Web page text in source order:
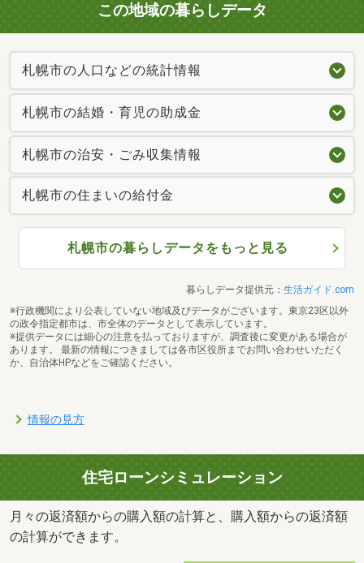
この地域の暮らしデータ
札幌市の人口などの統計情報
札幌市の結婚・育児の助成金
札幌市の治安・ごみ収集情報
札幌市の住まいの給付金
札幌市の暮らしデータをもっと見る
暮らしデータ提供元： 生活ガイド.com
※行政機関により公表していない地域及びデータがございます。東京23区以外
の政令指定都市は、市全体のデータとして表示しています。
※提供データには細心の注意を払っておりますが、調査後に変更がある場合が
あります。 最新の情報につきましては各市区役所までお問い合わせいただく
か、自治体HPなどをご確認ください。
情報の見方
住宅ローンシミュレーション
月々の返済額からの購入額の計算と、購入額からの返済額
の計算ができます。